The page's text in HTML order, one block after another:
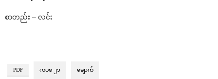
စာတည်း – လင်း
PDF ကပစ ၂၁ ချောက်